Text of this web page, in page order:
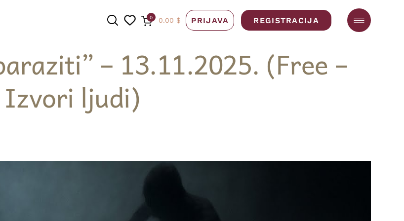
PRETRAGA
0 0.00 $ PRIJAVA REGISTRACIJA
– 13.11.2025. (Free –
Izvori ljudi)